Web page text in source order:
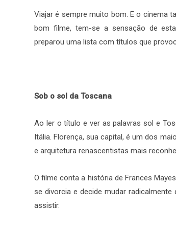
Viajar é sempre muito bom. E o cinema
bom filme, tem-se a sensação de
preparou uma lista com títulos que
Sob o sol da Toscana
Ao ler o título e ver as palavras sol e
Itália. Florença, sua capital, é um dos
e arquitetura renascentistas mais
O filme conta a história de Frances
se divorcia e decide mudar
assistir.